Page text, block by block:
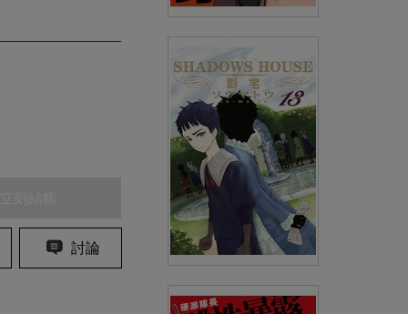
討論
NT$140 90折 NT$126 USD4.18)